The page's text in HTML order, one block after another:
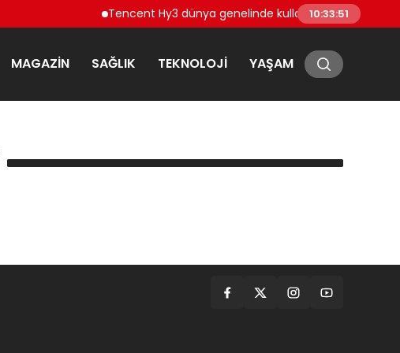
Tencent Hy3 dünya genelinde kullanıma sunuldu
10:33:51
MAGAZIN SAĞLIK TEKNOLOJI YAŞAM